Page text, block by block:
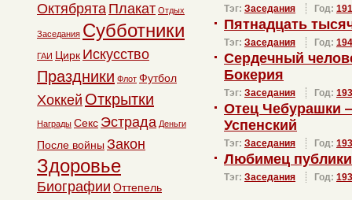
Тэг: Заседания Год:
Пятнадцать
Тэг: Заседания Год:
Сердечный
Бокерия
Тэг: Заседания Год:
Отец Чебурашки
Успенский
Тэг: Заседания Год:
Любимец
Тэг: Заседания Год:
Октябрята Плакат Отдых
Заседания Субботники
ГАИ Цирк Искусство
Праздники Флот Футбол
Хоккей Открытки
Награды Секс Эстрада Деньги
После войны Закон
Здоровье
Биографии Оттепель